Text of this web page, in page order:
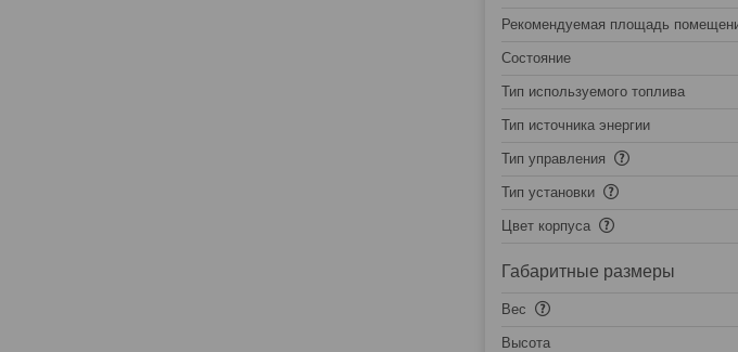
Рекомендуемая площадь
Состояние
Тип используемого топлива
Тип источника энергии
Тип управления
Тип установки
Цвет корпуса
Габаритные размеры
Вес
Высота